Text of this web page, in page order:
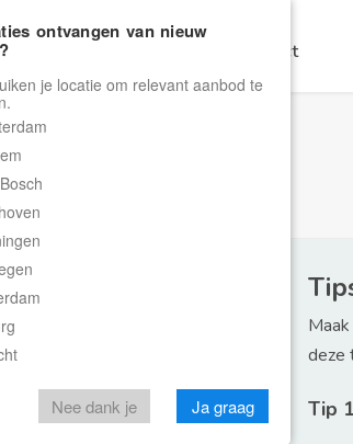
Contact
van de woning.
deze
Tip
ontvangen van nieuw
je locatie om relevant aanbod te
Nee dank je Ja graag